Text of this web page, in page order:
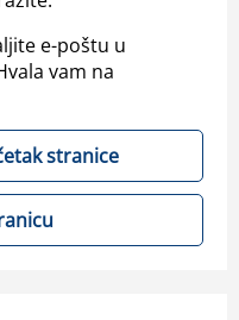
e-poštu u
vam na
stranice